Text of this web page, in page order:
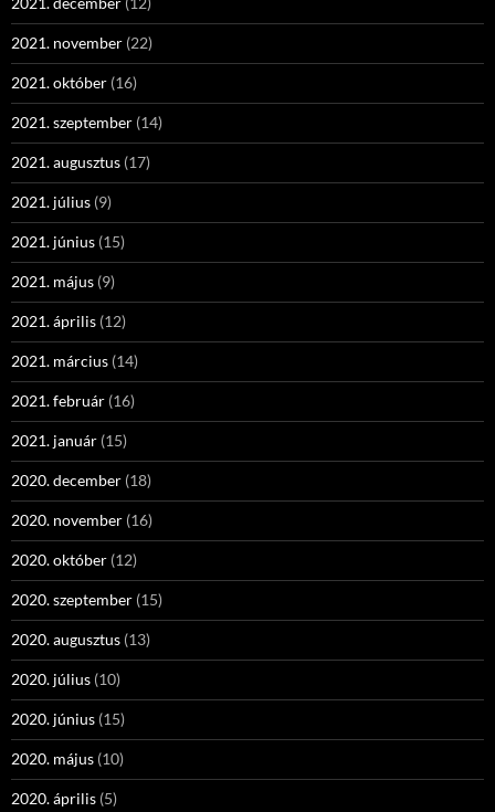
2021. november (22)
2021. október (16)
2021. szeptember (14)
2021. augusztus (17)
2021. július (9)
2021. június (15)
2021. május (9)
2021. április (12)
2021. március (14)
2021. február (16)
2021. január (15)
2020. december (18)
2020. november (16)
2020. október (12)
2020. szeptember (15)
2020. augusztus (13)
2020. július (10)
2020. június (15)
2020. május (10)
2020. április (5)